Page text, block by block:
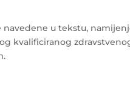
u tekstu,
kvalificiranog